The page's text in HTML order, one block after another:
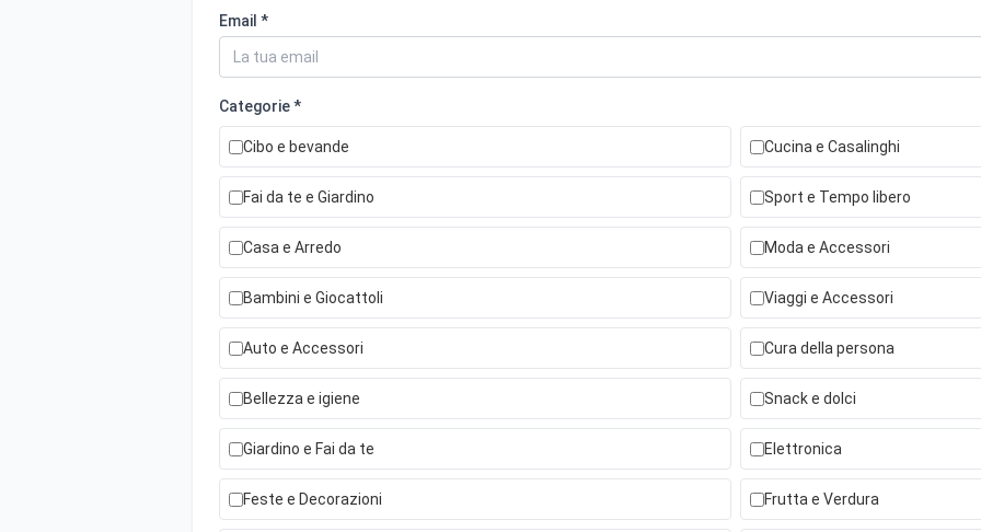
Email *
Categorie *
Cibo e bevande Cucina e Casalinghi
Fai da te e Giardino Sport e Tempo libero
Casa e Arredo Moda e Accessori
Bambini e Giocattoli Viaggi e Accessori
Auto e Accessori Cura della persona
Bellezza e igiene Snack e dolci
Giardino e Fai da te Elettronica
Feste e Decorazioni Frutta e Verdura